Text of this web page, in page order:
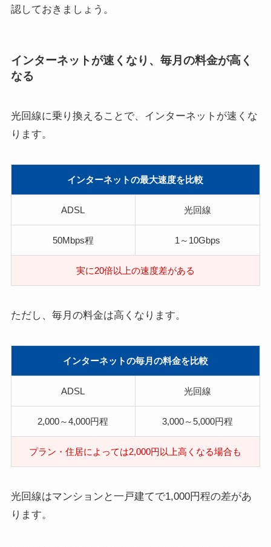
認しておきましょう。
インターネットが速くなり、毎月の料金が高く
なる
光回線に乗り換えることで、インターネットが速くな
ります。
インターネットの最大速度を比較
ADSL 光回線
50Mbps程 1～10Gbps
実に20倍以上の速度差がある
ただし、毎月の料金は高くなります。
インターネットの毎月の料金を比較
ADSL 光回線
2,000～4,000円程 3,000～5,000円程
プラン・住居によっては2,000円以上高くなる場合も
光回線はマンションと一戸建てで1,000円程の差があ
ります。